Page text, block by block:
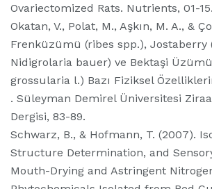
Ovariectomized Rats. Nutrients, 01-15.
Okatan, V., Polat, M., Aşkın, M. A., &
Frenküzümü (ribes spp.), Jostaberry
Nidigrolaria bauer) ve Bektaşi
grossularia l.) Bazı Fiziksel
. Süleyman Demirel Üniversitesi
Dergisi, 83-89.
Schwarz, B., & Hofmann, T. (2007).
Structure Determination, and
Mouth-Drying and Astringent